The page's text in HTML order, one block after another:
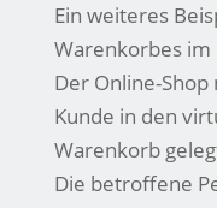
Ein weiteres
Warenkorbes im
Der Online-
Kunde in den
Warenkorb
Die betroffene